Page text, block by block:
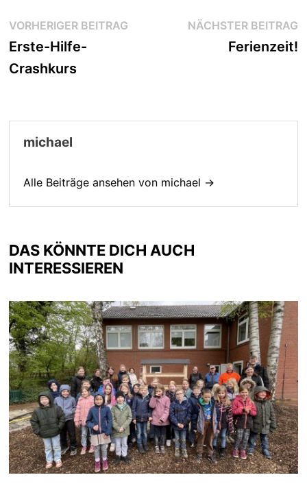
Beitragsnavigation
VORHERIGER BEITRAGVorheriger
Erste-Hilfe-
Crashkurs
NÄCHSTER BEITRAG
Ferienzeit!
michael
Alle Beiträge ansehen von michael →
DAS KÖNNTE DICH AUCH
INTERESSIEREN